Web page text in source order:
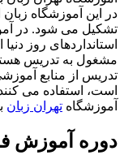
در این آموزشگاه
تشکیل می شود. در
استانداردهای روز
مشغول به تدریس
تدریس از منابع
است، استفاده می
آموزشگاه تهران زبان
دوره آموزش